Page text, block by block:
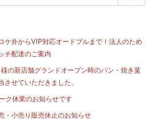
ケ弁からVIP対応オードブルまで！法人のため
チ配達のご案内
の新店舗グランドオープン時のパン・焼き菓
せていただきました。
ク休業のお知らせです
・小売り販売休止のお知らせ